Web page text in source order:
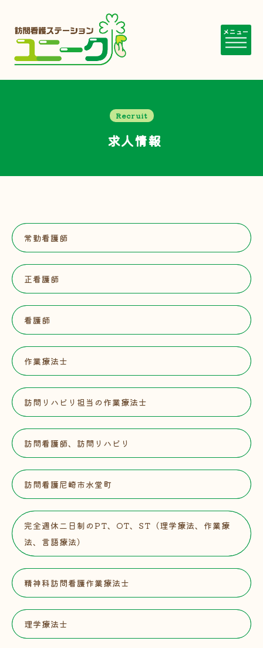
メニュー
Recruit
求人情報
常勤看護師
正看護師
看護師
作業療法士
訪問リハビリ担当の作業療法士
訪問看護師、訪問リハビリ
訪問看護尼崎市水堂町
完全週休二日制のPT、OT、ST（理学療法、作業療
法、言語療法）
精神科訪問看護作業療法士
理学療法士